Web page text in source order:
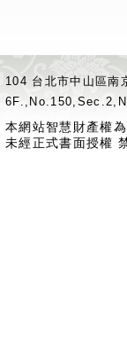
104 台北市中山區
本網站智慧財產權
未經正式書面授權